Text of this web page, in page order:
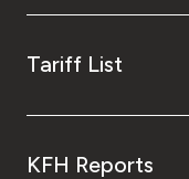
Tariff List
KFH Reports